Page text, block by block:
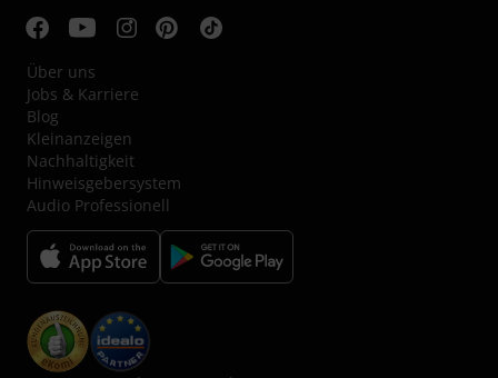
Über uns
Jobs & Karriere
Blog
Kleinanzeigen
Nachhaltigkeit
Hinweisgebersystem
Audio Professionell